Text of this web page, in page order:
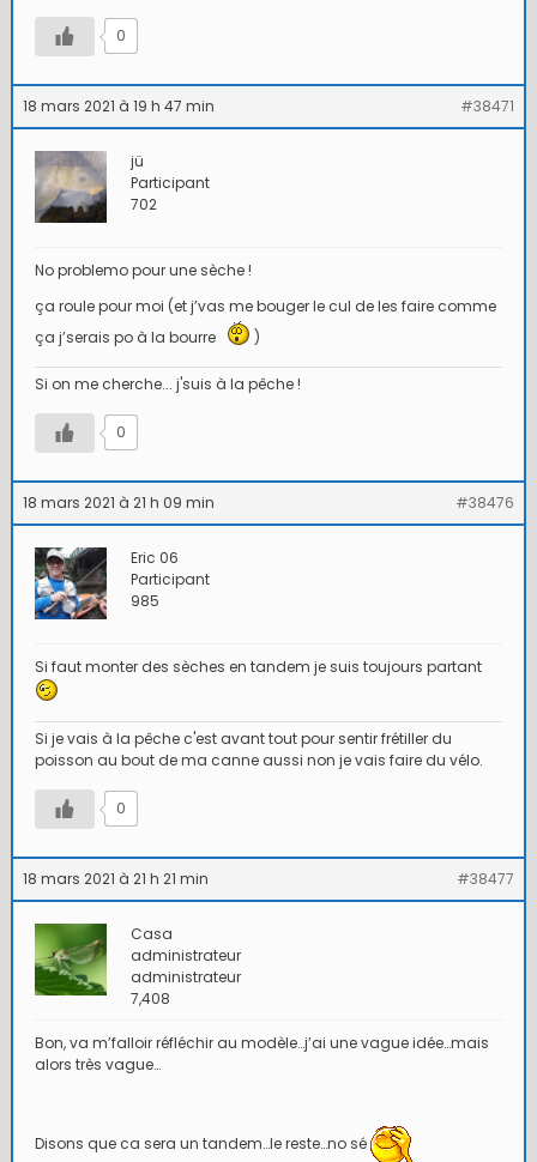
0
18 mars 2021 à 19 h 47 min #38471
jü
Participant
702
No problemo pour une sèche !
ça roule pour moi (et j’vas me bouger le cul de les faire comme
ça j’serais po à la bourre
)
Si on me cherche... j'suis à la pêche !
0
18 mars 2021 à 21 h 09 min #38476
Eric 06
Participant
985
Si faut monter des sèches en tandem je suis toujours partant
Si je vais à la pêche c'est avant tout pour sentir frétiller du
poisson au bout de ma canne aussi non je vais faire du vélo.
0
18 mars 2021 à 21 h 21 min #38477
Casa
administrateur
administrateur
7,408
Bon, va m’falloir réfléchir au modèle…j’ai une vague idée…mais
alors très vague…
Disons que ca sera un tandem…le reste…no sé